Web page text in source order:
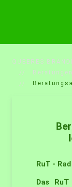
QUEERES
Beratungen
RuT -
Das